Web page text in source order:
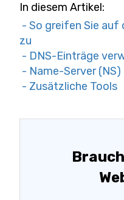
In diesem Artikel:
- So greifen Sie auf
zu
- DNS-Einträge
- Name-Server (NS)
- Zusätzliche Tools